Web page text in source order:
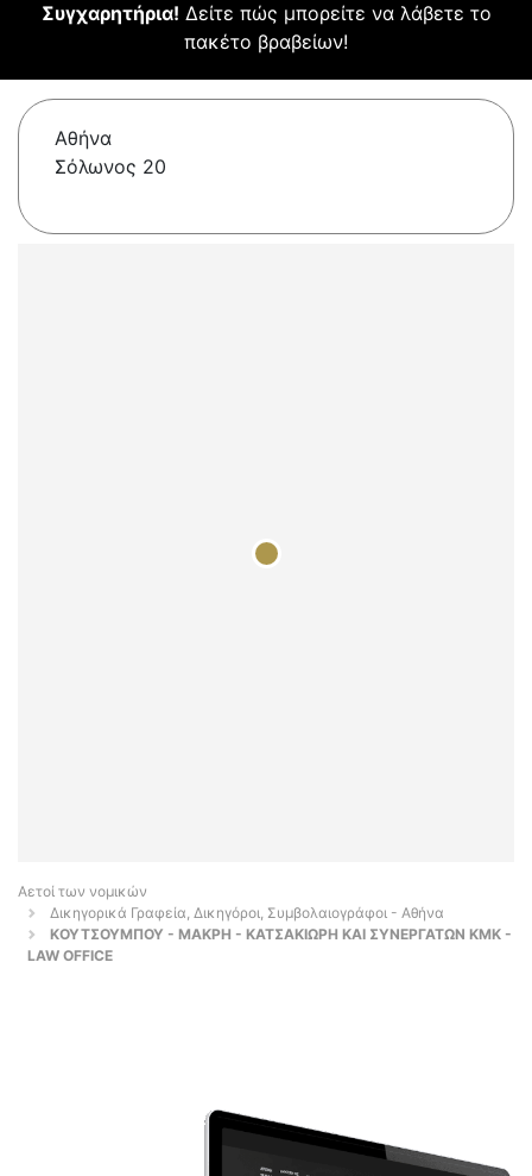
Συγχαρητήρια! Δείτε πώς μπορείτε να λάβετε το
πακέτο βραβείων!
Αθήνα
Σόλωνος 20
Αετοί των νομικών
Δικηγορικά Γραφεία, Δικηγόροι, Συμβολαιογράφοι - Αθήνα
ΚΟΥΤΣΟΥΜΠΟΥ - ΜΑΚΡΗ - ΚΑΤΣΑΚΙΩΡΗ ΚΑΙ ΣΥΝΕΡΓΑΤΩΝ KMK -
LAW OFFICE